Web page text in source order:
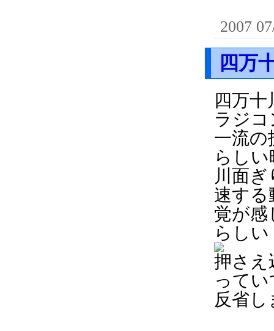
2007
四万
四万十
ラジ
一流の
らし
川面
速する
覚が感
らしい
押さえ
って
反省